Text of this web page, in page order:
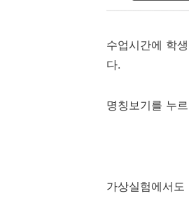
수업시간에 학
다.
명칭보기를 누
가상실험에서